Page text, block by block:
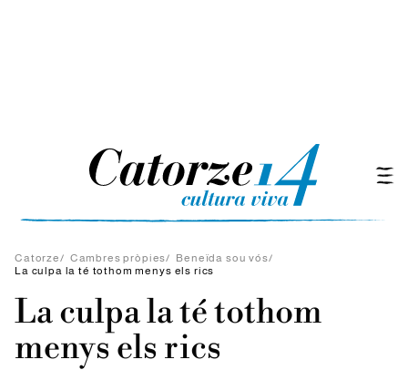
Catorze/ Cambres pròpies/ Beneïda sou vós/
La culpa la té tothom menys els rics
La culpa la té tothom
menys els rics